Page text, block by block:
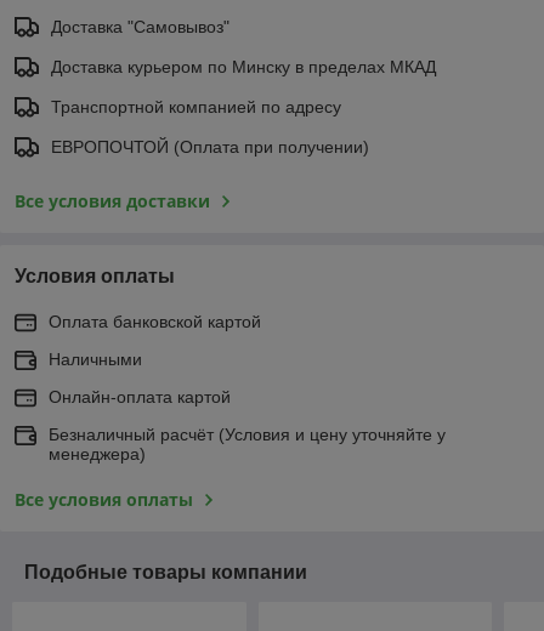
Доставка "Самовывоз"
Доставка курьером по Минску в пределах МКАД
Транспортной компанией по адресу
ЕВРОПОЧТОЙ (Оплата при получении)
Все условия доставки
Условия оплаты
Оплата банковской картой
Наличными
Онлайн-оплата картой
Безналичный расчёт (Условия и цену уточняйте у
менеджера)
Все условия оплаты
Подобные товары компании